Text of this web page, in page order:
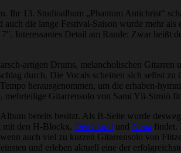
Ihr 13. Studioalbum „Phantom Antichrist“
auch die lange Festival-Saison wurde mehr
Interessantes Detail am Rande: Zwar heißt
artigen Drums, melancholischen
durch. Die Vocals scheinen sich selbst
herausgenommen, um die erhaben-
Gitarrensolo von Sami Yli-Sirniö
bereits besitzt. Als B-Seite wurde
mit den H-Blockx, Deichkind und Nena findet.
auch viel zu kurzen Gitarrensolo von
und erleben aktuell eine der